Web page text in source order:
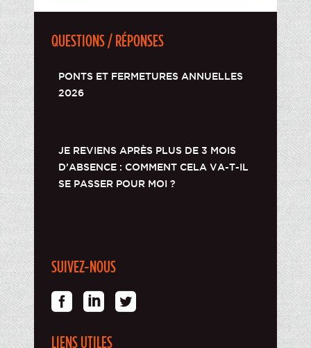
QUESTIONS / RÉPONSES
PONTS ET FERMETURES ANNUELLES
2026
JE REVIENS APRÈS PLUS DE 3 MOIS
D’ABSENCE : COMMENT CELA VA-T-IL
SE PASSER POUR MOI ?
SUIVEZ-NOUS
LIENS UTILES